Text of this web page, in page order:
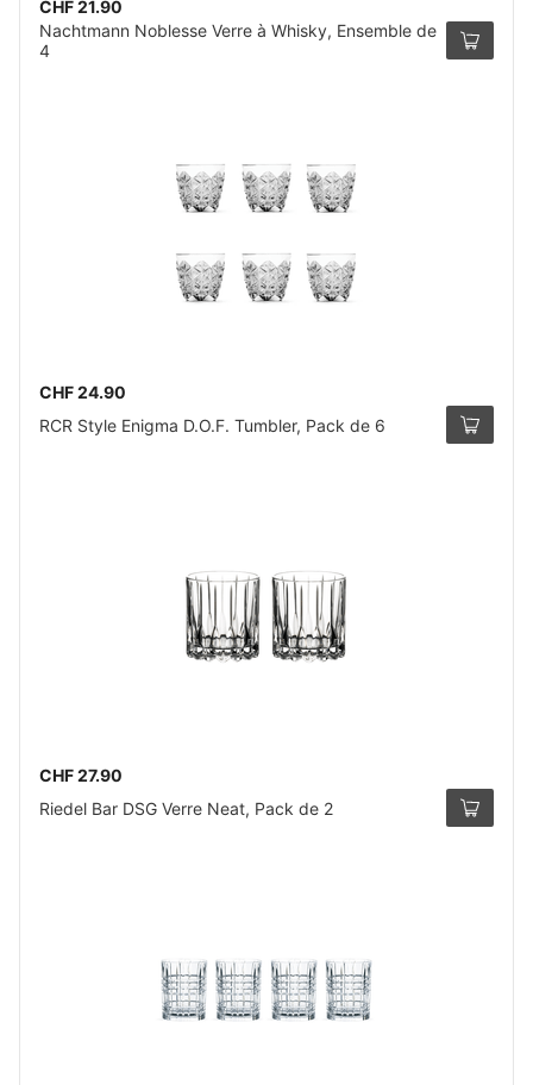
CHF 21.90
Nachtmann Noblesse Verre à Whisky, Ensemble de
4
CHF 24.90
RCR Style Enigma D.O.F. Tumbler, Pack de 6
CHF 27.90
Riedel Bar DSG Verre Neat, Pack de 2